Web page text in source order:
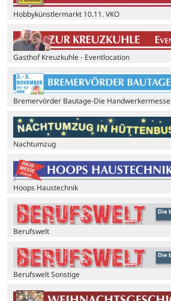
Hobbykünstlermarkt 10.11. VKO
Gasthof Kreuzkuhle - Eventlocation
Bremervörder Bautage-Die Handwerkermesse
Nachtumzug
Hoops Haustechnik
Berufswelt
Berufswelt Sonstige